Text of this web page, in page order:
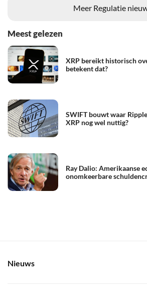
Meer Regulatie
Meest gelezen
XRP bereikt historisch
betekent dat?
SWIFT bouwt waar
XRP nog wel nuttig?
Ray Dalio: Amerikaanse
onomkeerbare
Nieuws